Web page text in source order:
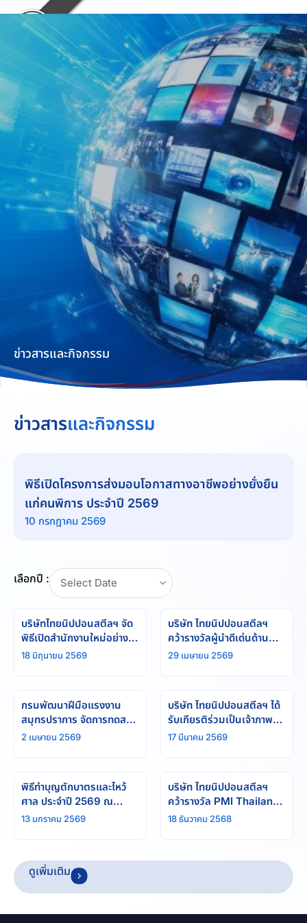
ข่าวสารและกิจกรรม
ข่าวสารและกิจกรรม
พิธีเปิดโครงการส่งมอบโอกาสทางอาชีพอย่างยั่งยืน
แก่คนพิการ ประจำปี 2569
10 กรกฎาคม 2569
เลือกปี : Select Date
บริษัทไทยนิปปอนสตีลฯ จัด
พิธีเปิดสำนักงานใหม่อย่าง
เป็นทางการ
18 มิถุนายน 2569
บริษัท ไทยนิปปอนสตีลฯ
คว้ารางวัลผู้นำดีเด่นด้าน
SSHE จาก PTTEP ต่อ
29 เมษายน 2569
กรมพัฒนาฝีมือแรงงาน
สมุทรปราการ จัดการทดสอบ
ฝีมือช่างเชื่อม SEASEP
2 เมษายน 2569
บริษัท ไทยนิปปอนสตีลฯ ได้
รับเกียรติร่วมเป็นเจ้าภาพใน
พิธีสวดพระอภิธรรมถวายแด่
17 มีนาคม 2569
พิธีทำบุญตักบาตรและไหว้
ศาล ประจำปี 2569 ณ
หน่วยงานบางปะกง
13 มกราคม 2569
บริษัท ไทยนิปปอนสตีลฯ
คว้ารางวัล PMI Thailand
Project of the Year
18 ธันวาคม 2568
ดูเพิ่มเติม